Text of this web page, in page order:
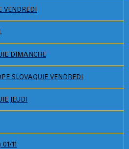
VENDREDI
DIMANCHE
SLOVAQUIE VENDREDI
JEUDI
11